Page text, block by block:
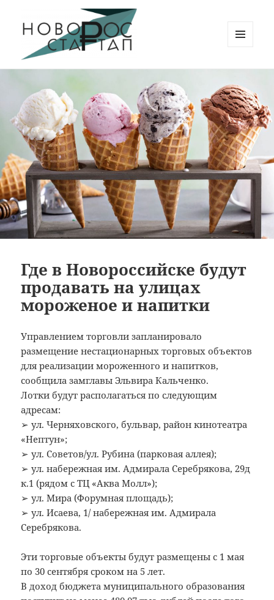
Новорос Стартап
Где в Новороссийске будут
продавать на улицах
мороженое и напитки
Управлением торговли запланировало
размещение нестационарных торговых объектов
для реализации мороженного и напитков,
сообщила замглавы Эльвира Кальченко.
Лотки будут располагаться по следующим
адресам:
➢ ул. Черняховского, бульвар, район кинотеатра
«Нептун»;
➢ ул. Советов/ул. Рубина (парковая аллея);
➢ ул. набережная им. Адмирала Серебрякова, 29д
к.1 (рядом с ТЦ «Аква Молл»);
➢ ул. Мира (Форумная площадь);
➢ ул. Исаева, 1/ набережная им. Адмирала
Серебрякова.
Эти торговые объекты будут размещены с 1 мая
по 30 сентября сроком на 5 лет.
В доход бюджета муниципального образования